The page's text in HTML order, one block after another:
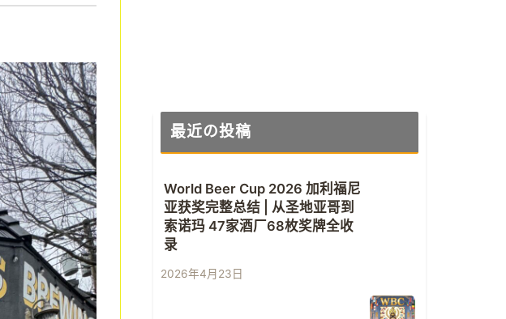
最近の投稿
World Beer Cup 2026 加利福尼
亚获奖完整总结 | 从圣地亚哥到
索诺玛 47家酒厂68枚奖牌全收
录
2026年4月23日